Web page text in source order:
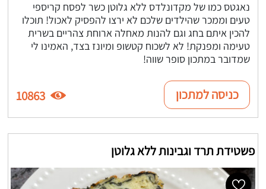
נאגטס כמו של מקדונלדס ללא גלוטן כשר לפסח קריספי
טעים וממכר שהילדים שלכם לא ירצו להפסיק לאכול! תוכלו
להכין איתם בחג וגם להנות מאחלה ארוחת צהריים בשרית
טעימה ומפנקת! לא לשכוח קטשופ ומיונז בצד, האמינו לי
שמדובר במתכון סופר שווה!
כניסה למתכון 10863
פשטידת תרד וגבינות ללא גלוטן